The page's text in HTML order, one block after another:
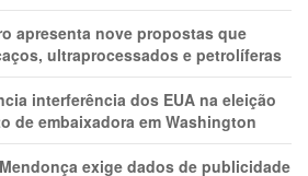
apresenta nove propostas que
ultraprocessados e petrolíferas
interferência dos EUA na eleição
de embaixadora em Washington
exige dados de publicidade